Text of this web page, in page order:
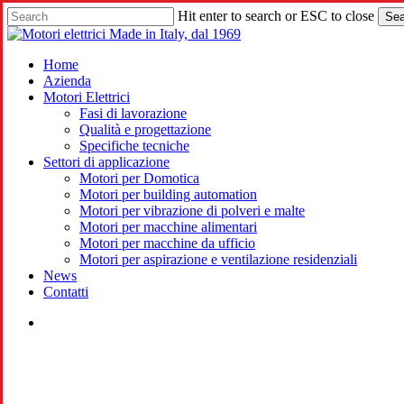
Skip
to
content
Hit enter to search or ESC to close
Close
search
Menu
Home
Azienda
Motori Elettrici
Fasi di lavorazione
Qualità e progettazione
Specifiche tecniche
Settori di applicazione
Motori per Domotica
Motori per building automation
Motori per vibrazione di polveri e malte
Motori per macchine alimentari
Motori per macchine da ufficio
Motori per aspirazione e ventilazione residenziali
News
Contatti